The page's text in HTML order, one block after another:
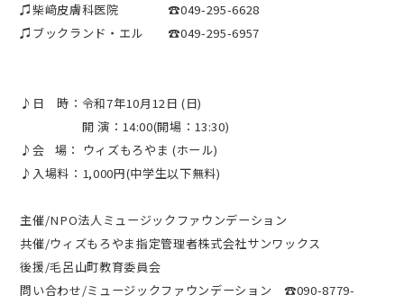
♫柴﨑皮膚科医院 ☎049-295-6628
♫ブックランド・エル ☎049-295-6957
♪日 時：令和7年10月12日 (日)
開 演：14:00(開場：13:30)
♪会 場：
ウィズもろやま (ホール)
♪入場料：1,000円(中学生以下無料)
主催/NPO法人ミュージックファウンデーション
共催/ウィズもろやま指定管理者株式会社サンワックス
後援/毛呂山町教育委員会
問い合わせ/ミュージックファウンデーション ☎090-8779-